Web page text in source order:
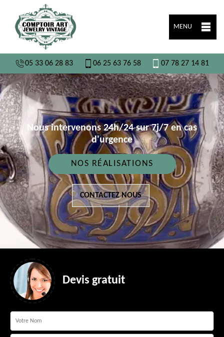
MENU
05 33 06 28 83 06 25 63 76 58 07 78 27 14 81
Nous intervenons 24h/24 sur 7j/7 en cas
d'urgence
NOS RÉALISATIONS
CONTACTEZ NOUS
Devis gratuit